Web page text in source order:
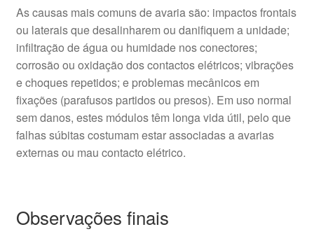
As causas mais comuns de avaria são: impactos frontais
ou laterais que desalinharem ou danifiquem a unidade;
infiltração de água ou humidade nos conectores;
corrosão ou oxidação dos contactos elétricos; vibrações
e choques repetidos; e problemas mecânicos em
fixações (parafusos partidos ou presos). Em uso normal
sem danos, estes módulos têm longa vida útil, pelo que
falhas súbitas costumam estar associadas a avarias
externas ou mau contacto elétrico.
Observações finais